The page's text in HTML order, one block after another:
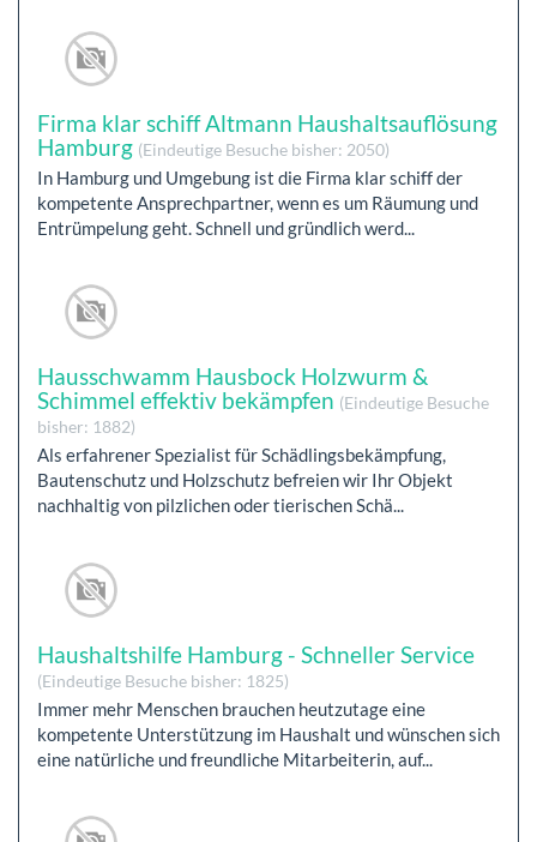
Firma klar schiff Altmann Haushaltsauflösung
Hamburg (Eindeutige Besuche bisher: 2050)
In Hamburg und Umgebung ist die Firma klar schiff der
kompetente Ansprechpartner, wenn es um Räumung und
Entrümpelung geht. Schnell und gründlich werd...
Hausschwamm Hausbock Holzwurm &
Schimmel effektiv bekämpfen (Eindeutige Besuche
bisher: 1882)
Als erfahrener Spezialist für Schädlingsbekämpfung,
Bautenschutz und Holzschutz befreien wir Ihr Objekt
nachhaltig von pilzlichen oder tierischen Schä...
Haushaltshilfe Hamburg - Schneller Service
(Eindeutige Besuche bisher: 1825)
Immer mehr Menschen brauchen heutzutage eine
kompetente Unterstützung im Haushalt und wünschen sich
eine natürliche und freundliche Mitarbeiterin, auf...